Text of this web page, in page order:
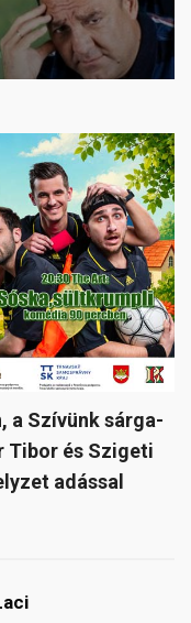
a Szívünk sárga-
Tibor és Szigeti
adással